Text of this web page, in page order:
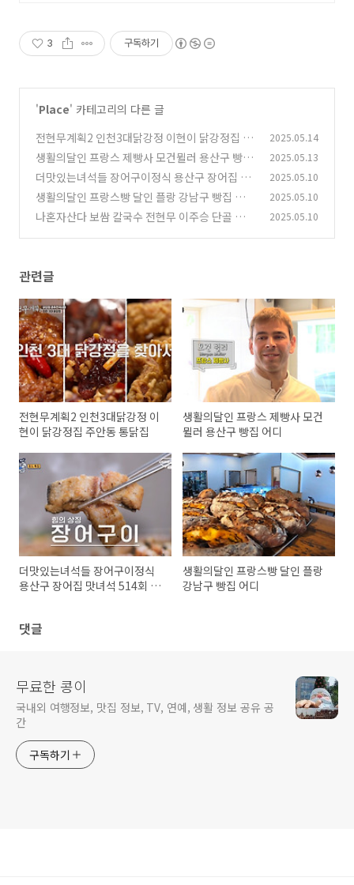
3 구독하기
'Place' 카테고리의 다른 글
전현무계획2 인천3대닭강정 이현이 닭강정집 주
안동 통닭집
(0)
2025.05.14
생활의달인 프랑스 제빵사 모건뮐러 용산구 빵집
어디 (0)
2025.05.13
더맛있는녀석들 장어구이정식 용산구 장어집 맛
녀석 514회 효도특집
(1)
2025.05.10
생활의달인 프랑스빵 달인 플랑 강남구 빵집 어디
(0)
2025.05.10
나혼자산다 보쌈 칼국수 전현무 이주승 단골 보쌈
2025.05.10
관련글
전현무계획2 인천3대닭강정 이
현이 닭강정집 주안동 통닭집
생활의달인 프랑스 제빵사 모건
뮐러 용산구 빵집 어디
더맛있는녀석들 장어구이정식
용산구 장어집 맛녀석 514회 효
생활의달인 프랑스빵 달인 플랑
강남구 빵집 어디
댓글
무료한 콩이
국내외 여행정보, 맛집 정보, TV, 연예, 생활 정보 공유 공
간
구독하기